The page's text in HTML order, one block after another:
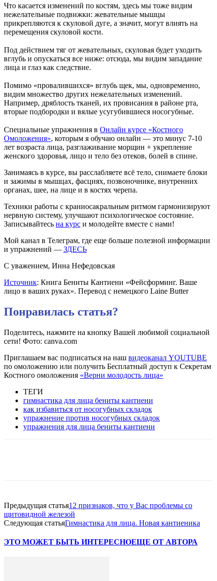
Что касается изменений по костям, здесь мы тоже видим
нежелательные подвижки: жевательные мышцы
прикрепляются к скуловой дуге, а значит, могут влиять на
перемещения скуловой кости.
Под действием тяг от жевательных, скуловая будет уходить
вглубь и опускаться все ниже: отсюда, мы видим западание
лица и глаз как следствие.
Помимо «провалившихся» вглубь щек, мы, одновременно,
видим множество других нежелательных изменений.
Например, дряблость тканей, их провисания в районе рта,
вторые подбородки и вялые усугубившиеся носогубные.
Специальные упражнения в Онлайн курсе «Костного
Омоложения», которым я обучаю онлайн — это минус 7-10
лет возраста лица, разглаживание морщин + укрепление
женского здоровья, лицо и тело без отеков, болей в спине.
Занимаясь в курсе, вы расслабляете всё тело, снимаете блоки
и зажимы в мышцах, фасциях, позвоночнике, внутренних
органах, шее, на лице и в костях черепа.
Техники работы с краниосакральным ритмом гармонизируют
нервную систему, улучшают психологическое состояние.
Записывайтесь на курс и молодейте вместе с нами!
Мой канал в Телеграм, где еще больше полезной информации
и упражнений — ЗДЕСЬ
С уважением, Инна Нефедовская
Источник: Книга Бениты Кантиени «Фейсформинг. Ваше
лицо в ваших руках». Перевод с немецкого Laine Butter
Понравилась статья?
Поделитесь, нажмите на кнопку Вашей любимой социальной
сети! Фото: canva.com
Приглашаем вас подписаться на наш видеоканал YOUTUBE
по омоложению или получить Бесплатный доступ к Секретам
Костного омоложения «Верни молодость лица»
ТЕГИ
гимнастика для лица бениты кантиени
как избавиться от носогубных складок
упражнение против носогубных складок
упражнения для лица бениты кантиени
Предыдущая статья12 признаков, что у Вас проблемы со
щитовидной железой
Следующая статьяГимнастика для лица. Новая кантиеника
ЭТО МОЖЕТ БЫТЬ ИНТЕРЕСНОЕЩЕ ОТ АВТОРА